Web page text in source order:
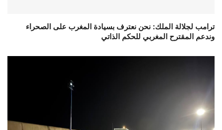
ترامب لجلالة الملك: نحن نعترف بسيادة المغرب على الصحراء
وندعم المقترح المغربي للحكم الذاتي